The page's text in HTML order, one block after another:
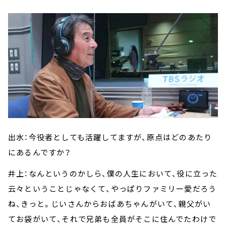
出水：今役者としても活躍してますが、原点はどのあたり
にあるんですか？
井上：なんというのかしら、僕の人生において、役に立った
云々ということじゃなくて、やっぱりファミリー愛だろう
ね、きっと。じいさんからおばあちゃんがいて、親父がい
てお袋がいて、それで兄弟も全員がそこに住んでたわけで